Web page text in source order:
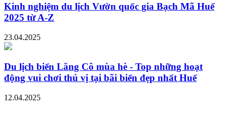
Kinh nghiệm du lịch Vườn quốc gia Bạch Mã Huế
2025 từ A-Z
23.04.2025
Du lịch biển Lăng Cô mùa hè - Top những hoạt
động vui chơi thú vị tại bãi biển đẹp nhất Huế
12.04.2025